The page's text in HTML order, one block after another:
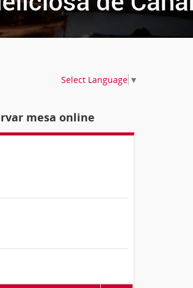
Select Language ▼
mesa online